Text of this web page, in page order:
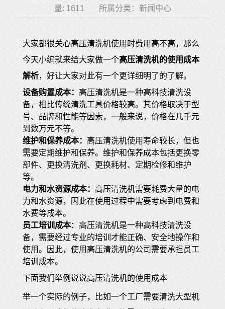
量: 1611
所属分类： 新闻中心
大家都很关心高压清洗机使用时费用高不高，那么
今天小编就来给大家做一个高压清洗机的使用成本
解析，好让大家对此有一个更详细明了的了解。
设备购置成本： 高压清洗机是一种高科技清洗设
备，相比传统清洗工具价格较高。其价格取决于型
号、品牌和性能等因素，一般来说，价格在几千元
到数万元不等。
维护和保养成本： 高压清洗机使用寿命较长，但也
需要定期维护和保养。维护和保养成本包括更换零
部件、更换清洗剂、更换耗材、定期检修和维护
等。
电力和水资源成本： 高压清洗机需要耗费大量的电
力和水资源，因此在使用过程中需要考虑到电费和
水费等成本。
员工培训成本：高压清洗机是一种高科技清洗设
备，需要经过专业的培训才能正确、安全地操作和
使用。因此，使用高压清洗机的公司需要承担员工
培训成本。
下面我们举例说说高压清洗机的使用成本
举一个实际的例子，比如一个工厂需要清洗大型机